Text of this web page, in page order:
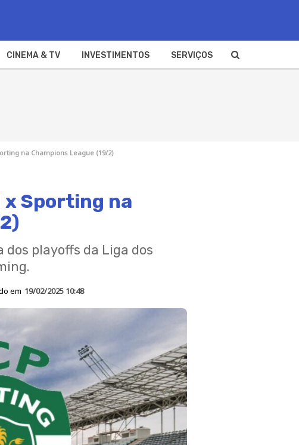
CINEMA & TV INVESTIMENTOS SERVIÇOS
na Champions League (19/2)
x Sporting na
dos playoffs da Liga dos
em 19/02/2025 10:48